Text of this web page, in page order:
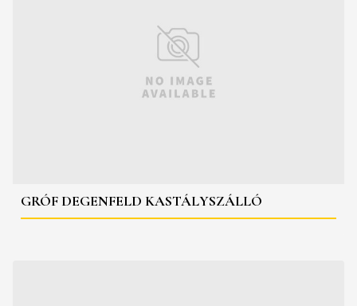
GRÓF DEGENFELD KASTÁLYSZÁLLÓ